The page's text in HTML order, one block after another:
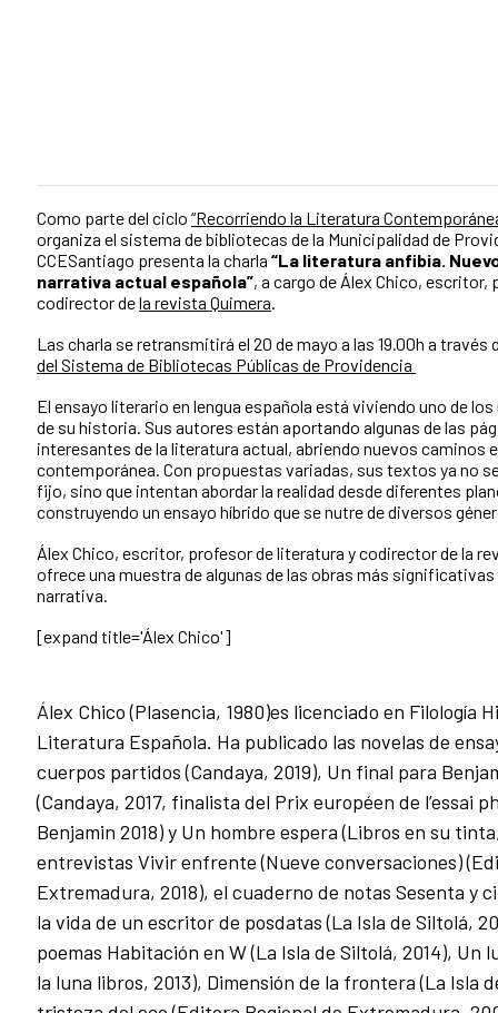
Como parte del ciclo “Recorriendo la Literatura
organiza el sistema de bibliotecas de la Municipalidad de
CCESantiago presenta la charla “La literatura anfibia.
narrativa actual española”, a cargo de Álex Chico,
codirector dela revista Quimera
Las charla se retransmitirá el 20 de mayo a las 19.00h a través
del Sistema de Bibliotecas Públicas de Providencia
El ensayo literario en lengua española está viviendo uno de
de su historia. Sus autores están aportando algunas de las
interesantes de la literatura actual, abriendo nuevos caminos
contemporánea. Con propuestas variadas, sus textos ya no
fijo, sino que intentan abordar la realidad desde diferentes
construyendo un ensayo híbrido que se nutre de diversos
Álex Chico, escritor, profesor de literatura y codirector de la
ofrece una muestra de algunas de las obras más significativas
narrativa.
[expand title='Álex Chico']
Álex Chico (Plasencia, 1980)es licenciado en Filología
Literatura Española. Ha publicado las novelas de
cuerpos partidos (Candaya, 2019), Un final para
(Candaya, 2017, finalista del Prix européen de l’essai
Benjamin 2018) y Un hombre espera (Libros en su
entrevistas Vivir enfrente (Nueve conversaciones)
Extremadura, 2018), el cuaderno de notas Sesenta y
la vida de un escritor de posdatas (La Isla de Siltolá,
poemas Habitación en W (La Isla de Siltolá, 2014), Un
la luna libros, 2013), Dimensión de la frontera (La Isla